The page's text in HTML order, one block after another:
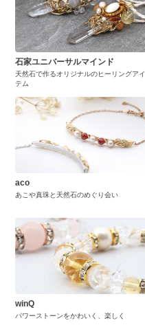
石家ユニバーサルマインド
天然石で作るオリジナルのヒーリングアイ
テム
aco
あこや真珠と天然石のめぐり会い
winQ
パワーストーンをかわいく、楽しく